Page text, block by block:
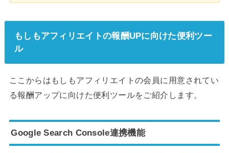
もしもアフィリエイトの報酬UPに向けた便利ツー
ル
ここからはもしもアフィリエイトの会員に用意されてい
る報酬アップに向けた便利ツールをご紹介します。
Google Search Console連携機能